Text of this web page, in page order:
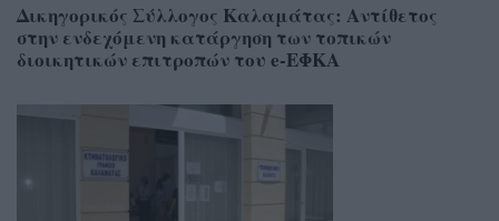
Δικηγορικός Σύλλογος Καλαμάτας: Αντίθετος
στην ενδεχόμενη κατάργηση των τοπικών
διοικητικών επιτροπών του e-ΕΦΚΑ